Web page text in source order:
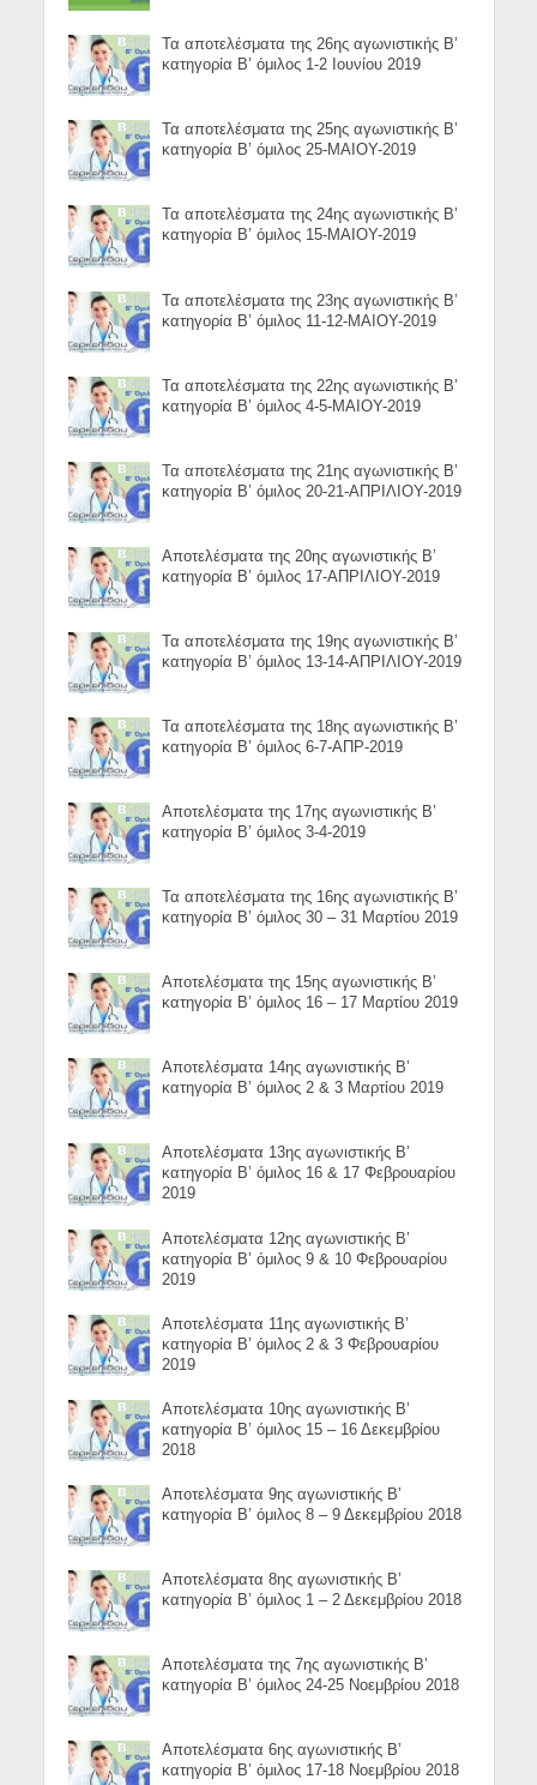
Τα αποτελέσματα της 26ης αγωνιστικής Β’
κατηγορία Β’ όμιλος 1-2 Ιουνίου 2019
Τα αποτελέσματα της 25ης αγωνιστικής Β’
κατηγορία Β’ όμιλος 25-ΜΑΙΟΥ-2019
Τα αποτελέσματα της 24ης αγωνιστικής Β’
κατηγορία Β’ όμιλος 15-ΜΑΙΟΥ-2019
Τα αποτελέσματα της 23ης αγωνιστικής Β’
κατηγορία Β’ όμιλος 11-12-ΜΑΙΟΥ-2019
Τα αποτελέσματα της 22ης αγωνιστικής Β’
κατηγορία Β’ όμιλος 4-5-ΜΑΙΟΥ-2019
Τα αποτελέσματα της 21ης αγωνιστικής Β’
κατηγορία Β’ όμιλος 20-21-ΑΠΡΙΛΙΟΥ-2019
Αποτελέσματα της 20ης αγωνιστικής Β’
κατηγορία Β’ όμιλος 17-ΑΠΡΙΛΙΟΥ-2019
Τα αποτελέσματα της 19ης αγωνιστικής Β’
κατηγορία Β’ όμιλος 13-14-ΑΠΡΙΛΙΟΥ-2019
Τα αποτελέσματα της 18ης αγωνιστικής Β’
κατηγορία Β’ όμιλος 6-7-ΑΠΡ-2019
Αποτελέσματα της 17ης αγωνιστικής Β’
κατηγορία Β’ όμιλος 3-4-2019
Τα αποτελέσματα της 16ης αγωνιστικής Β’
κατηγορία Β’ όμιλος 30 – 31 Μαρτίου 2019
Αποτελέσματα της 15ης αγωνιστικής Β’
κατηγορία Β’ όμιλος 16 – 17 Μαρτίου 2019
Αποτελέσματα 14ης αγωνιστικής Β’
κατηγορία Β’ όμιλος 2 & 3 Μαρτίου 2019
Αποτελέσματα 13ης αγωνιστικής Β’
κατηγορία Β’ όμιλος 16 & 17 Φεβρουαρίου
2019
Αποτελέσματα 12ης αγωνιστικής Β’
κατηγορία Β’ όμιλος 9 & 10 Φεβρουαρίου
2019
Αποτελέσματα 11ης αγωνιστικής Β’
κατηγορία Β’ όμιλος 2 & 3 Φεβρουαρίου
2019
Αποτελέσματα 10ης αγωνιστικής Β’
κατηγορία Β’ όμιλος 15 – 16 Δεκεμβρίου
2018
Αποτελέσματα 9ης αγωνιστικής Β’
κατηγορία Β’ όμιλος 8 – 9 Δεκεμβρίου 2018
Αποτελέσματα 8ης αγωνιστικής Β’
κατηγορία Β’ όμιλος 1 – 2 Δεκεμβρίου 2018
Αποτελέσματα της 7ης αγωνιστικής Β’
κατηγορία Β’ όμιλος 24-25 Νοεμβρίου 2018
Αποτελέσματα 6ης αγωνιστικής Β’
κατηγορία Β’ όμιλος 17-18 Νοεμβρίου 2018